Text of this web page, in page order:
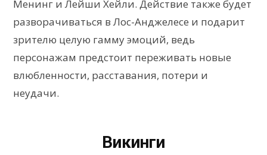
Менинг и Лейши Хейли. Действие также будет
разворачиваться в Лос-Анджелесе и подарит
зрителю целую гамму эмоций, ведь
персонажам предстоит переживать новые
влюбленности, расставания, потери и
неудачи.
Викинги